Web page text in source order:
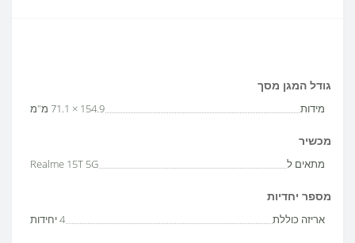
גודל המגן מסך
מידות 154.9 × 71.1 מ"מ
מכשיר
מתאים ל Realme 15T 5G
מספר יחדיות
אריזה כוללת 4 יחידות